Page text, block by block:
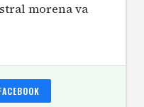
morena va